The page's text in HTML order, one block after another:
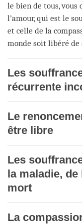
le bien de tous, vous
l’amour, qui est le
et celle de la
monde soit libéré de
Les
récurrente
Le
être libre
Les
la maladie,
mort
La